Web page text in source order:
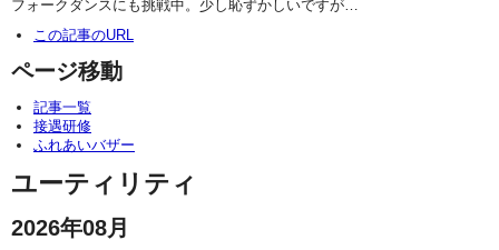
フォークダンスにも挑戦中。少し恥ずかしいですが…
この記事のURL
ページ移動
記事一覧
接遇研修
ふれあいバザー
ユーティリティ
2026年08月